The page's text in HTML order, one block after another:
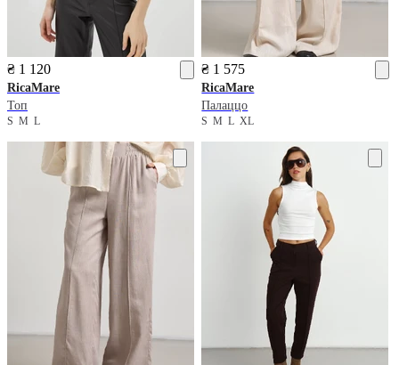
₴ 1 120
RicaMare
Топ
S M L
₴ 1 575
RicaMare
Палаццо
SMLXL